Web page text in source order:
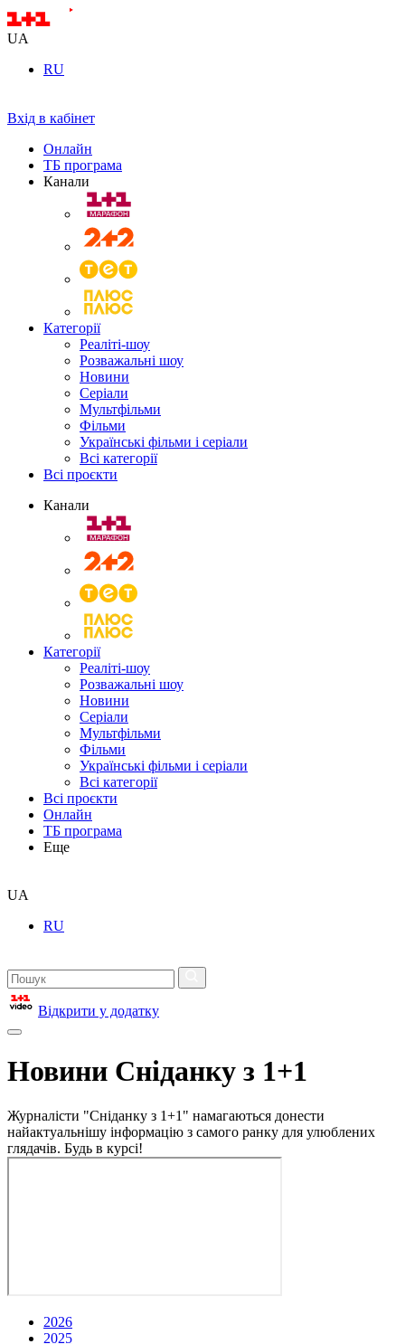
UA
RU
Вхід в кабінет
Онлайн
ТБ програма
Канали
Категорії
Реаліті-шоу
Розважальні шоу
Новини
Серіали
Мультфільми
Фільми
Українські фільми і серіали
Всі категорії
Всі проєкти
Канали
Категорії
Реаліті-шоу
Розважальні шоу
Новини
Серіали
Мультфільми
Фільми
Українські фільми і серіали
Всі категорії
Всі проєкти
Онлайн
ТБ програма
Еще
UA
RU
Відкрити у додатку
Новини Сніданку з 1+1
Журналісти "Сніданку з 1+1" намагаються донести
найактуальнішу інформацію з самого ранку для улюблених
глядачів. Будь в курсі!
2026
2025